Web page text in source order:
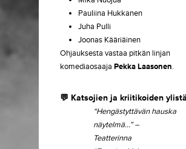
Pauliina Hukkanen
Juha Pulli
Joonas Kääriäinen
Ohjauksesta vastaa pitkän linjan
komediaosaaja Pekka Laasonen.
💬 Katsojien ja kriitikoiden
“Hengästyttävän hauska
näytelmä…”–
Teatterinna